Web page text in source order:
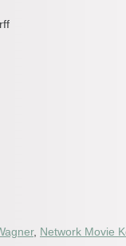
, Network Movie